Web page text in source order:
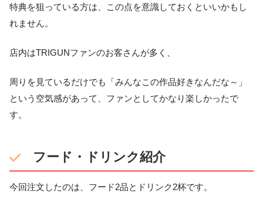
特典を狙っている方は、この点を意識しておくといいかもし
れません。
店内はTRIGUNファンのお客さんが多く、
周りを見ているだけでも「みんなこの作品好きなんだな～」
という空気感があって、ファンとしてかなり楽しかったで
す。
フード・ドリンク紹介
今回注文したのは、フード2品とドリンク2杯です。